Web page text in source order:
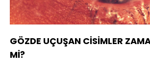
GÖZDE UÇUŞAN CİSİMLER
Mİ?